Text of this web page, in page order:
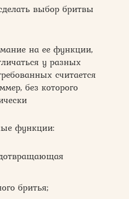
выбор бритвы
на ее функции,
у разных
считается
без которого
функции:
бритья;